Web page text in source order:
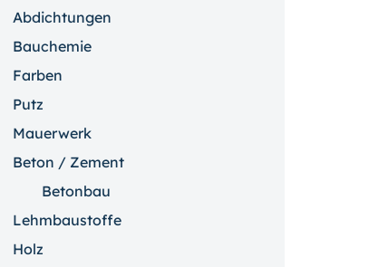
Abdichtungen
Bauchemie
Farben
Putz
Mauerwerk
Beton / Zement
Betonbau
Lehmbaustoffe
Holz